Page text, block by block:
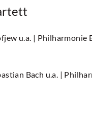
u.a. | Philharmonie
Bach u.a. |